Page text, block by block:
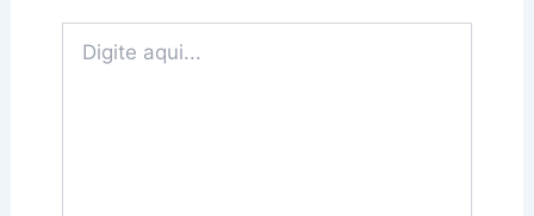
aqui...